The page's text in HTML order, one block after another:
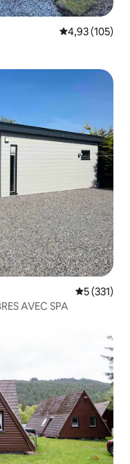
Évaluation
4,93 (105)
Évaluation
5 (331)
AVEC SPA